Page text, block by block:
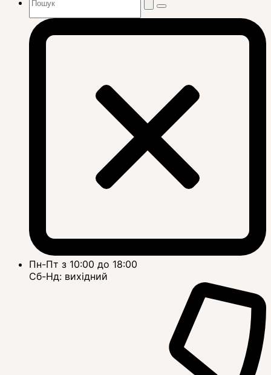
Пн-Пт з 10:00 до 18:00
Сб-Нд: вихідний